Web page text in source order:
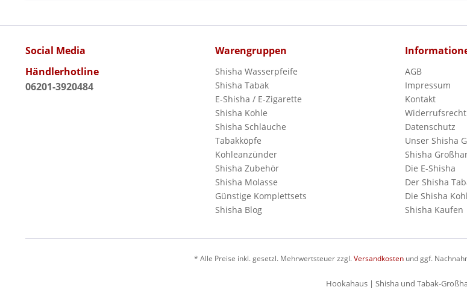
Social Media
Händlerhotline
06201-3920484
Warengruppen
Shisha Wasserpfeife
Shisha Tabak
E-Shisha / E-Zigarette
Shisha Kohle
Shisha Schläuche
Tabakköpfe
Kohleanzünder
Shisha Zubehör
Shisha Molasse
Günstige Komplettsets
Shisha Blog
AGB
Impressum
Kontakt
Widerrufsrecht
Datenschutz
Unser Shisha
Shisha
Die E-Shisha
Der Shisha
Die Shisha
Shisha Kaufen
* Alle Preise inkl. gesetzl. Mehrwertsteuer zzgl.Versandkostenund ggf.
Hookahaus | Shisha und Tabak-